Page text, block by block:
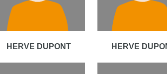
HERVE DUPONT HERVE